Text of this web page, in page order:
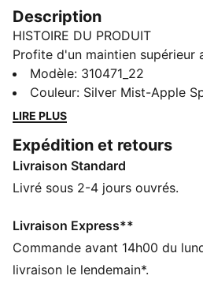
Description
HISTOIRE DU PRODUIT
Profite d'un maintien supérieur
NITRO™. Associant l'amorti
RUNGUIDE, elle est pensée
La semelle extérieure
technique t'apporte
d'une foulée souple et stable à
CARACTÉRISTIQUES +
pour offrir un maximum de
toute légèreté
PUMAGRIP : composé de
Modèle: 310471_22
Couleur: Silver Mist-Apple
LIRE PLUS
Expédition et retours
Livraison Standard
Livré sous 2-4 jours ouvrés.
Livraison Express**
Commande avant 14h00 du
livraison le lendemain*.